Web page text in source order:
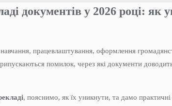
документів у 2026 році: як
працевлаштування, оформлення
помилок, через які документи
, пояснимо, як їх уникнути, та дамо